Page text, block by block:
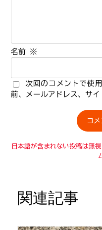
名前 ※
次回のコメントで使
前、メールアドレス、サイ
日本語が含まれない投稿は無
関連記事